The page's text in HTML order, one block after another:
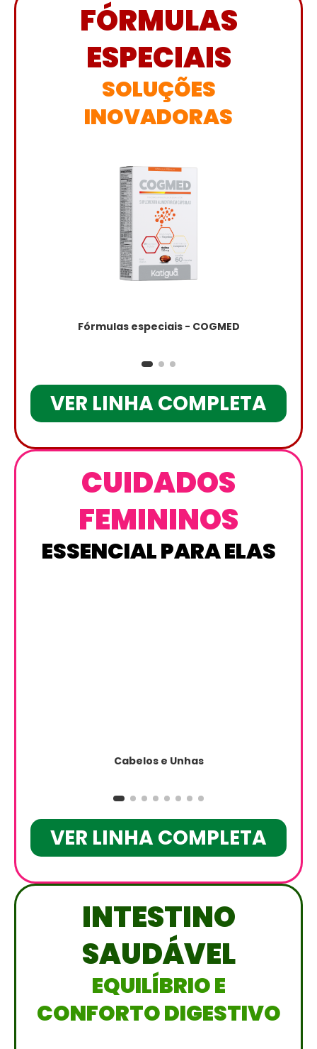
FÓRMULAS
ESPECIAIS
SOLUÇÕES
INOVADORAS
Fórmulas especiais - COGMED
VER LINHA COMPLETA
CUIDADOS
FEMININOS
ESSENCIAL PARA ELAS
Cabelos e Unhas
VER LINHA COMPLETA
INTESTINO
SAUDÁVEL
EQUILÍBRIO E
CONFORTO DIGESTIVO